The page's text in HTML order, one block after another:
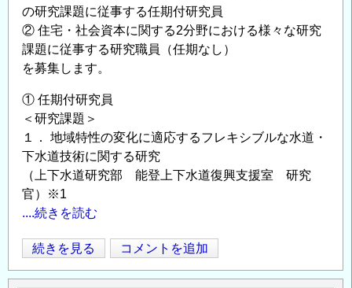
の研究課題に従事する任期付研究員
② 住宅・社会資本に関する2分野における様々な研究
課題に従事する研究職員（任期なし）
を募集します。
① 任期付研究員
＜研究課題＞
１． 地域特性の変化に適応するフレキシブルな水道・
下水道技術に関する研究
（上下水道研究部 能登上下水道復興支援室 研究
官）※1
....続きを読む
住
宅・
続きを見る コメントを追加